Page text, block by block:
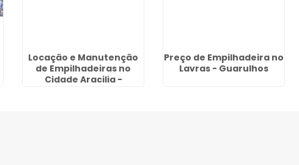
Locação e Manutenção
de Empilhadeiras no
Cidade Aracilia -
Preço de Empilhadeira no
Lavras - Guarulhos